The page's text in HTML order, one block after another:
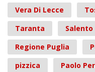
Vera Di Lecce
Taranta
Salento
Regione Puglia
pizzica
Paolo